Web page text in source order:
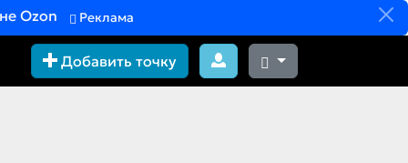
Ozon Реклама
Добавить точку